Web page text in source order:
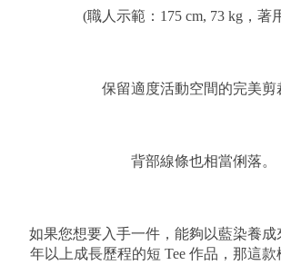
(職人示範：175 cm, 73 kg，著
保留適度活動空間的完美剪
背部線條也相當俐落。
如果您想要入手一件，能夠以藍染養成
年以上成長歷程的短 Tee 作品，那這